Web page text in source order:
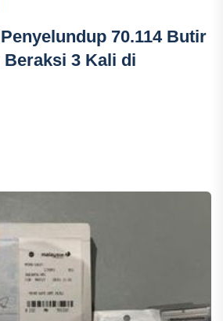
70.114 Butir
3 Kali di